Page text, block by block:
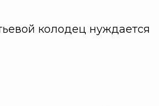
колодец нуждается